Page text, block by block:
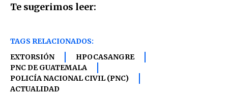
Te sugerimos leer:
TAGS RELACIONADOS:
EXTORSIÓN
HPOCASANGRE
PNC DE GUATEMALA
POLICÍA NACIONAL CIVIL (PNC)
ACTUALIDAD